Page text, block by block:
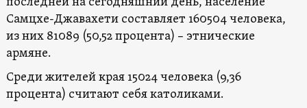
Самцхе-Джавахети составляет 160504 человека,
из них 81089 (50,52 процента) – этнические
армяне.
Среди жителей края 15024 человека (9,36
процента) считают себя католиками.